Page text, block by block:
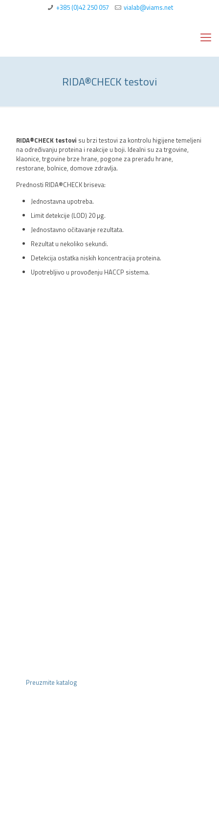
+385 (0)42 250 057 vialab@viams.net
RIDA®CHECK testovi
RIDA®CHECK testovi su brzi testovi za kontrolu higijene temeljeni
na određivanju proteina i reakcije u boji. Idealni su za trgovine,
klaonice, trgovine brze hrane, pogone za preradu hrane,
restorane, bolnice, domove zdravlja.
Prednosti RIDA®CHECK briseva:
Jednostavna upotreba.
Limit detekcije (LOD) 20 µg.
Jednostavno očitavanje rezultata.
Rezultat u nekoliko sekundi.
Detekcija ostatka niskih koncentracija proteina.
Upotrebljivo u provođenju HACCP sistema.
Preuzmite katalog